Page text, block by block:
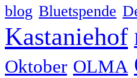
blog Bluetspende
Kastaniehof
Oktober OLMA